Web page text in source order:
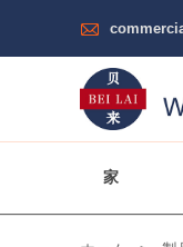

家